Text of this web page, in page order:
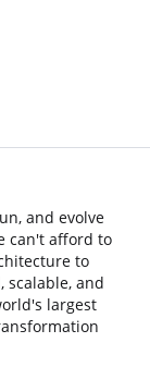
Email
share link
and evolve
can't afford to
to
scalable, and
largest